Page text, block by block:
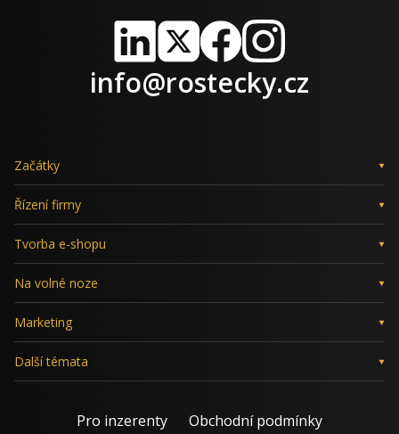
LinkedIn
X FacebookInstagram
info@rostecky.cz
Začátky
Řízení firmy
Tvorba e-shopu
Na volné noze
Marketing
Další témata
Pro inzerenty Obchodní podmínky